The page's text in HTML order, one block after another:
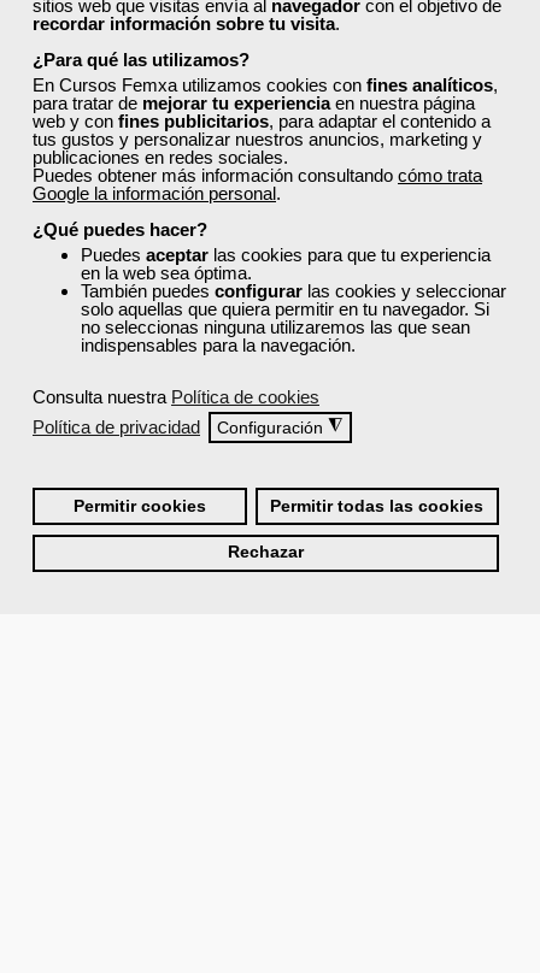
sitios web que visitas envía al navegador con el objetivo de
recordar información sobre tu visita.
¿Para qué las utilizamos?
En Cursos Femxa utilizamos cookies con fines analíticos,
para tratar de mejorar tu experienciaen nuestra página
web y con fines publicitarios, para adaptar el contenido a
tus gustos y personalizar nuestros anuncios, marketing y
publicaciones en redes sociales.
Puedes obtener más información consultando cómo trata
Google la información personal.
¿Qué puedes hacer?
Puedes aceptar las cookies para que tu experiencia
en la web sea óptima.
También puedes configurar las cookies y seleccionar
solo aquellas que quiera permitir en tu navegador. Si
no seleccionas ninguna utilizaremos las que sean
indispensables para la navegación.
Consulta nuestra Política de cookies
Política de privacidad
Configuración ◮
Permitir cookies Permitir todas las cookies
Rechazar